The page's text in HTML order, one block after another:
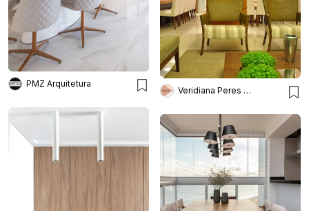
PMZ Arquitetura
Veridiana Peres Arquitetura